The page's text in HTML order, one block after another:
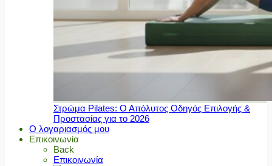
Στρώμα Pilates: Ο Απόλυτος Οδηγός Επιλογής &
Προστασίας για το 2026
Ο λογαριασμός μου
Επικοινωνία
Back
Επικοινωνία